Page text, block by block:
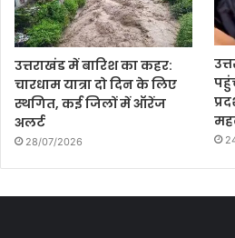
उत्तराखंड में बारिश का कहर:
चारधाम यात्रा दो दिन के लिए
स्थगित, कई जिलों में ऑरेंज
अलर्ट
28/07/2026